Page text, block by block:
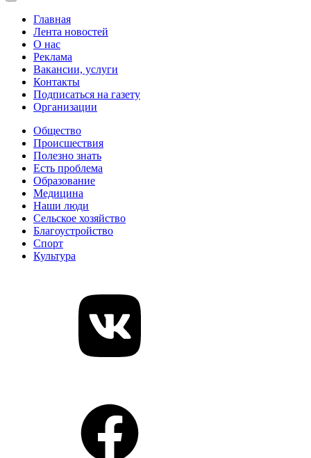
Главная
Лента новостей
О нас
Реклама
Вакансии, услуги
Контакты
Подписаться на газету
Организации
Общество
Происшествия
Полезно знать
Есть проблема
Образование
Медицина
Наши люди
Сельское хозяйство
Благоустройство
Спорт
Культура